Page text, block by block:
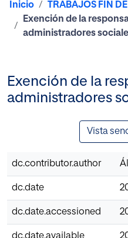
Inicio TRABAJOS FIN
Exención de la
administradores
Exención de la
administradores
Vista
dc.contributor.author
dc.date
dc.date.accessioned